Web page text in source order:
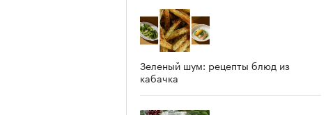
Зеленый шум: рецепты блюд из
кабачка